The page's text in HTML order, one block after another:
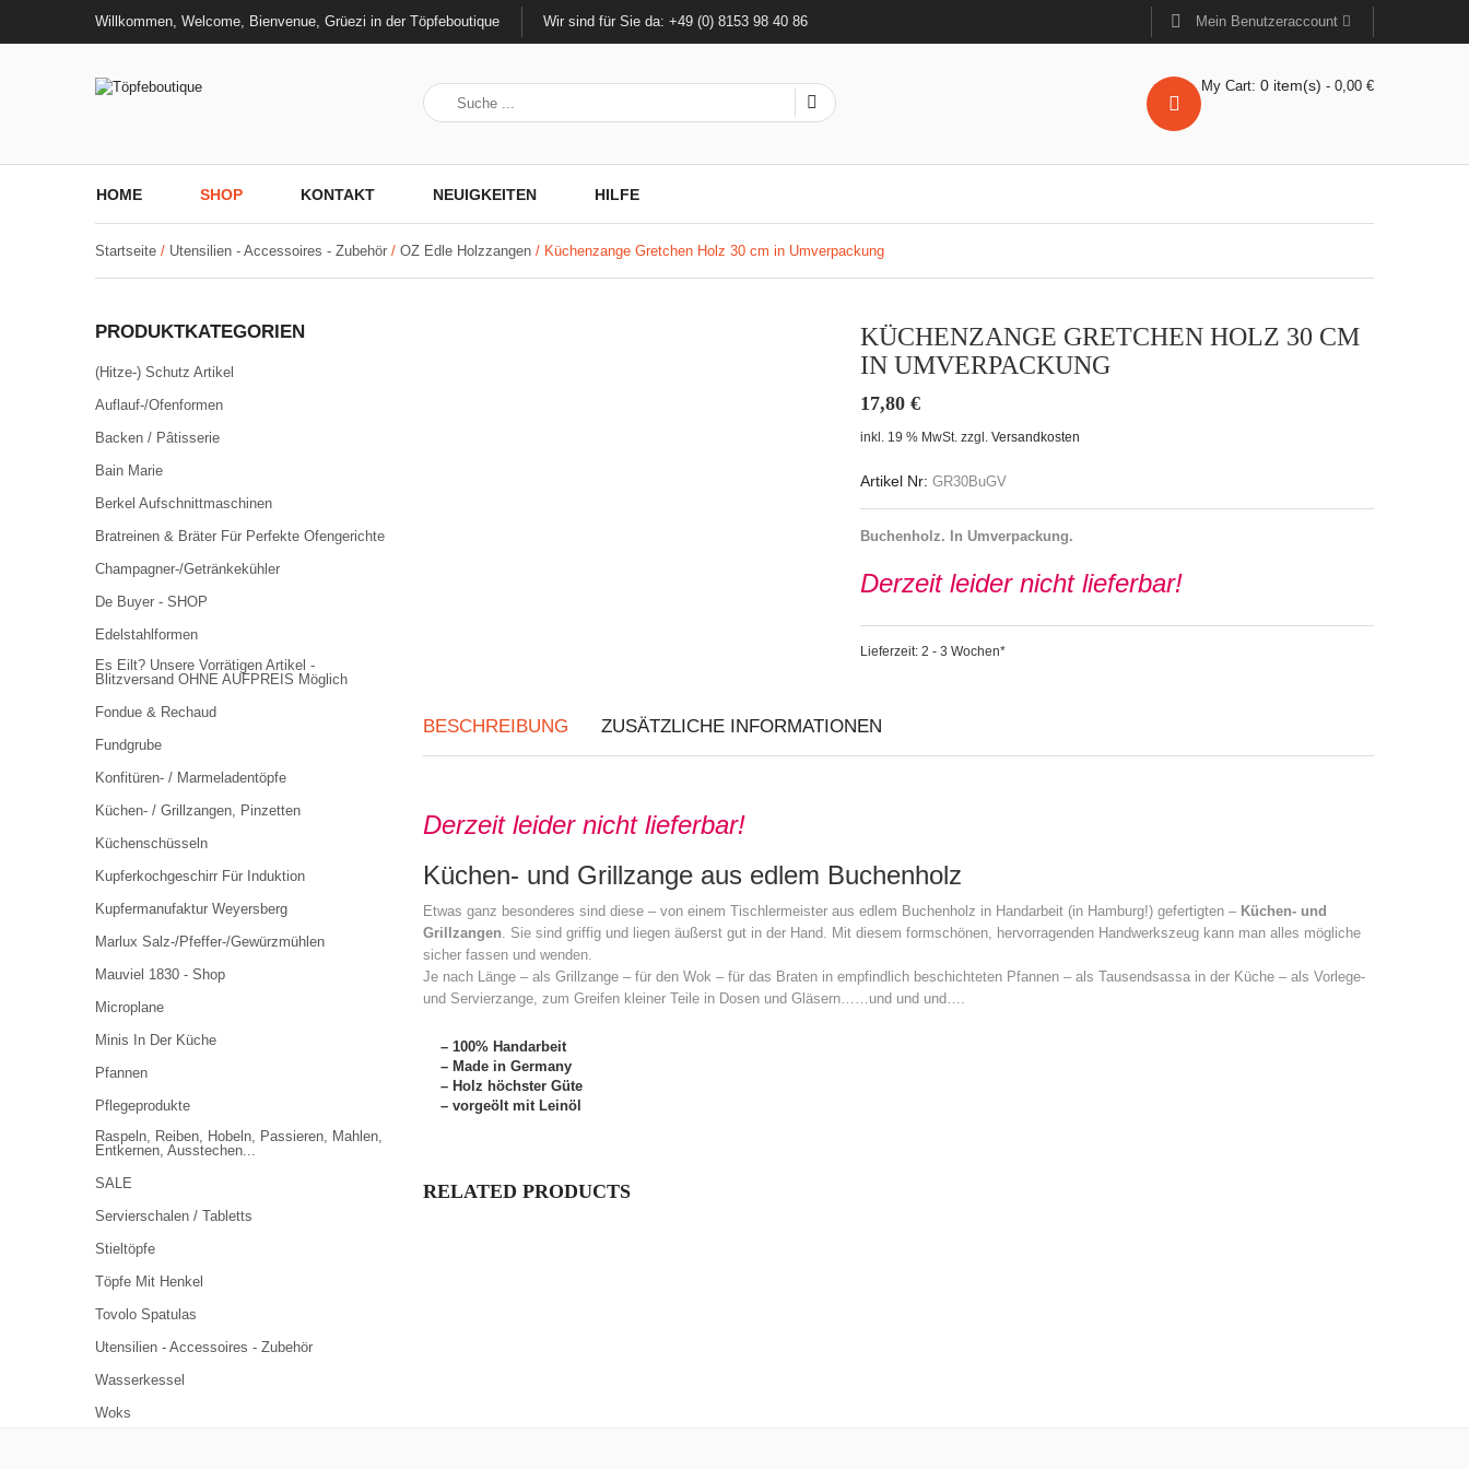
Willkommen, Welcome, Bienvenue, Grüezi in der Töpfeboutique Wir sind für Sie da: +49 (0) 8153 98 40 86 Mein Benutzeraccount
My Cart: 0 item(s) - 0,00 €
HOME SHOP KONTAKT NEUIGKEITEN HILFE
Startseite / Utensilien - Accessoires - Zubehör / OZ Edle Holzzangen / Küchenzange Gretchen Holz 30 cm in Umverpackung
KÜCHENZANGE GRETCHEN HOLZ 30 CM
IN UMVERPACKUNG
17,80 €
inkl. 19 % MwSt. zzgl. Versandkosten
Artikel Nr: GR30BuGV
Buchenholz. In Umverpackung.
Derzeit leider nicht lieferbar!
Lieferzeit: 2 - 3 Wochen*
BESCHREIBUNG ZUSÄTZLICHE INFORMATIONEN
Derzeit leider nicht lieferbar!
Küchen- und Grillzange aus edlem Buchenholz
Etwas ganz besonderes sind diese – von einem Tischlermeister aus edlem Buchenholz in Handarbeit (in Hamburg!) gefertigten – Küchen- und
Grillzangen. Sie sind griffig und liegen äußerst gut in der Hand. Mit diesem formschönen, hervorragenden Handwerkszeug kann man alles mögliche
sicher fassen und wenden.
Je nach Länge – als Grillzange – für den Wok – für das Braten in empfindlich beschichteten Pfannen – als Tausendsassa in der Küche – als Vorlege-
und Servierzange, zum Greifen kleiner Teile in Dosen und Gläsern……und und und….
– 100% Handarbeit
– Made in Germany
– Holz höchster Güte
– vorgeölt mit Leinöl
RELATED PRODUCTS
PRODUKTKATEGORIEN
(Hitze-) Schutz Artikel
Auflauf-/Ofenformen
Backen / Pâtisserie
Bain Marie
Berkel Aufschnittmaschinen
Bratreinen & Bräter Für Perfekte Ofengerichte
Champagner-/Getränkekühler
De Buyer - SHOP
Edelstahlformen
Es Eilt? Unsere Vorrätigen Artikel -
Blitzversand OHNE AUFPREIS Möglich
Fondue & Rechaud
Fundgrube
Konfitüren- / Marmeladentöpfe
Küchen- / Grillzangen, Pinzetten
Küchenschüsseln
Kupferkochgeschirr Für Induktion
Kupfermanufaktur Weyersberg
Marlux Salz-/Pfeffer-/Gewürzmühlen
Mauviel 1830 - Shop
Microplane
Minis In Der Küche
Pfannen
Pflegeprodukte
Raspeln, Reiben, Hobeln, Passieren, Mahlen,
Entkernen, Ausstechen...
SALE
Servierschalen / Tabletts
Stieltöpfe
Töpfe Mit Henkel
Tovolo Spatulas
Utensilien - Accessoires - Zubehör
Wasserkessel
Woks